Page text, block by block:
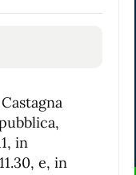
in
e, in